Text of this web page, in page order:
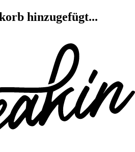
hinzugefügt...